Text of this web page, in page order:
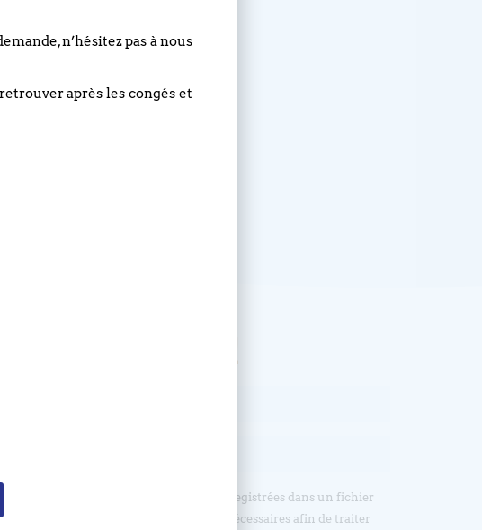
abonnez-vous !
recueillies sur nos formulaires sont enregistrées dans un fichier
l'Eglise Réformée du Bouclier, et sont nécessaires afin de traiter
n’hésitez pas à nous
après les congés et